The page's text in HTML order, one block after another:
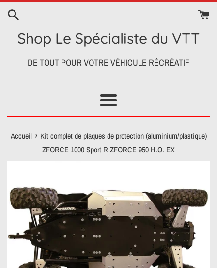
Passer
contenuShop Le Spécialiste du VTT
DE TOUT POUR VOTRE VÉHICULE RÉCRÉATIF
Menu
Accueil › Kit complet de plaques de protection (aluminium/plastique)
ZFORCE 1000 Sport R ZFORCE 950 H.O. EX